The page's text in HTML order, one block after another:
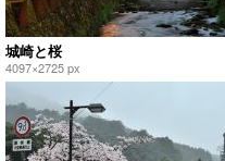
城崎と桜
4097×2725 px